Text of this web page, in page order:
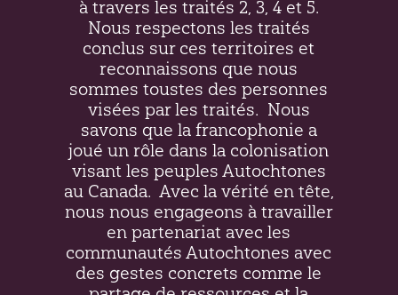
à travers les traités 2, 3, 4 et 5.
Nous respectons les traités
conclus sur ces territoires et
reconnaissons que nous
sommes toustes des personnes
visées par les traités. Nous
savons que la francophonie a
joué un rôle dans la colonisation
visant les peuples Autochtones
au Canada. Avec la vérité en tête,
nous nous engageons à travailler
en partenariat avec les
communautés Autochtones avec
des gestes concrets comme le